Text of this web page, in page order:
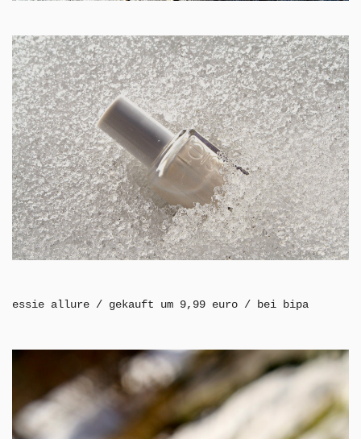
essie allure / gekauft um 9,99 euro / bei bipa